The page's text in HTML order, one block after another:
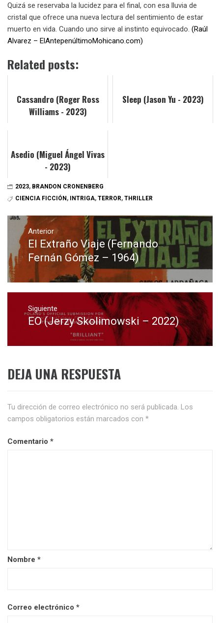
Quizá se reservaba la lucidez para el final, con esa lluvia de
cristal que ofrece una nueva lectura del sentimiento de estar
muerto en vida. Cuando uno sirve al instinto equivocado. (Raúl
Alvarez – ElAntepenúltimoMohicano.com)
Related posts:
Cassandro (Roger Ross
Williams - 2023)
Sleep (Jason Yu - 2023)
Asedio (Miguel Ángel Vivas
- 2023)
2023, BRANDON CRONENBERG
CIENCIA FICCIÓN , INTRIGA, TERROR, THRILLER
Navegación
entradas
Anterior
Entrada
anterior:
El Extraño Viaje (Fernando
Fernán Gómez – 1964)
Siguiente
Entrada
EO (Jerzy Skolimowski – 2022)
DEJA UNA RESPUESTA
Tu dirección de correo electrónico no será publicada. Los
campos obligatorios están marcados con *
Comentario *
Nombre *
Correo electrónico *